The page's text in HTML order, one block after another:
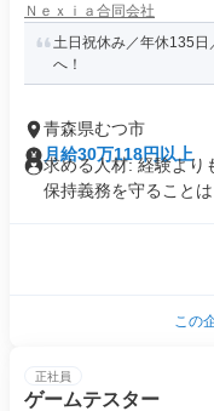
Ｎｅｘｉａ合同会社
土日祝休み／年休135
へ！
青森県むつ市
月給30万118円以上
求める人材: 経験より
保持義務を守ることは
この
正社員
ゲームテスター